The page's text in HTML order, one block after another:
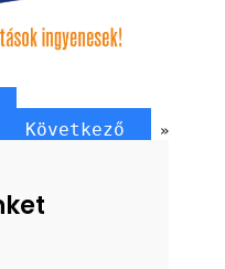
Következő
»